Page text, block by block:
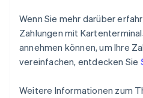
Wenn Sie mehr darüber
Zahlungen mit
annehmen können, um Ihre
vereinfachen, entdecken Sie
Weitere Informationen zum